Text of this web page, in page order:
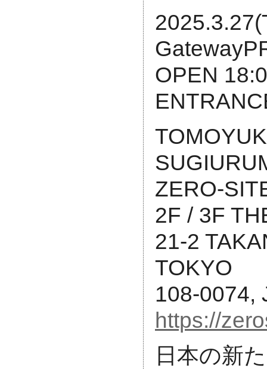
OPEN
ZERO-
2F / 3F
21-2
TOKYO
108-0074,
https://
日本の新